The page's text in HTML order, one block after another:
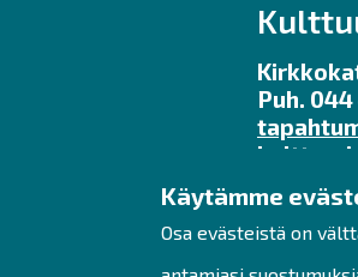
Käytämme
Osa evästeistä on
Puh.
kulttuuri
Toimisto
Galleria
ma – pe